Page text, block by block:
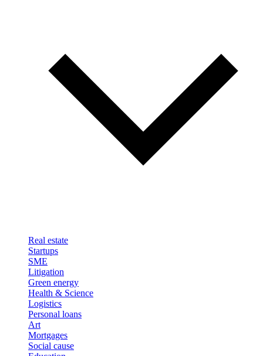
Real estate
Startups
SME
Litigation
Green energy
Health & Science
Logistics
Personal loans
Art
Mortgages
Social cause